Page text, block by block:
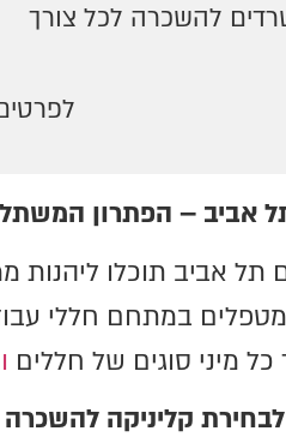
להשכרה לכל צורך
אביב – הפתרון
אביב תוכלו ליהנות
במתחם חללי
מיני סוגים של חללים
קליניקה להשכרה